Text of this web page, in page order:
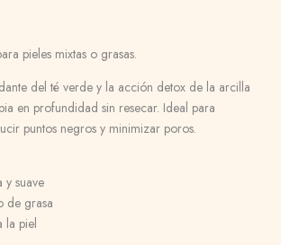
pieles mixtas o grasas.
del té verde y la acción detox de la arcilla
en profundidad sin resecar. Ideal para
puntos negros y minimizar poros.
suave
de grasa
la piel